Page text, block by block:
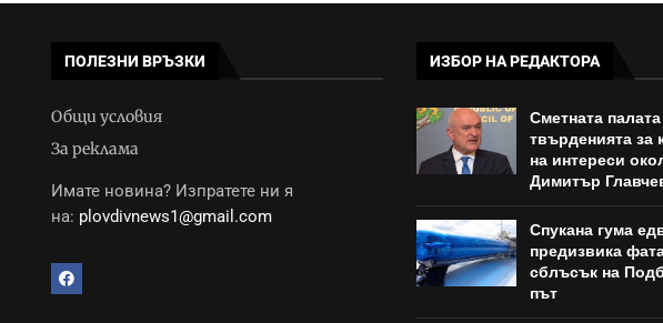
ПОЛЕЗНИ ВРЪЗКИ
Общи условия
За реклама
Имате новина? Изпратете ни я
на: plovdivnews1@gmail.com
ИЗБОР НА РЕДАКТОРА
Сметната
твърденията за
на интереси
Димитър
Спукана гума
предизвика
сблъсък на
път